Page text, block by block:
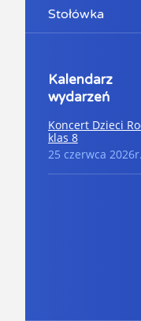
Stołówka
Kalendarz
wydarzeń
Koncert Dzieci
klas 8
25 czerwca